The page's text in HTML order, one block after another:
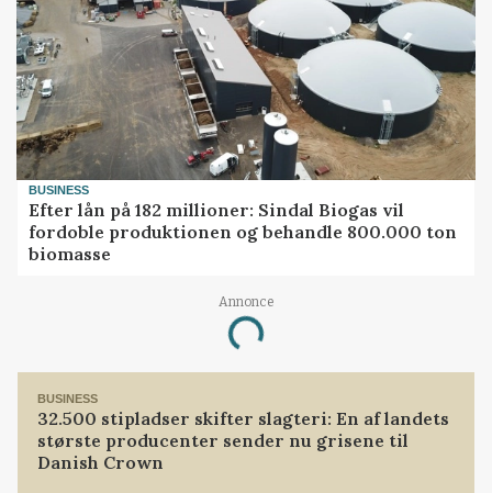
BUSINESS
Efter lån på 182 millioner: Sindal Biogas vil
fordoble produktionen og behandle 800.000 ton
biomasse
Annonce
Loading...
BUSINESS
32.500 stipladser skifter slagteri: En af landets
største producenter sender nu grisene til
Danish Crown